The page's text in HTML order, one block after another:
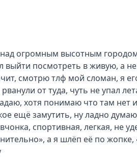
огромным высотным
посмотреть в живую, а не
смотрю тлф мой сломан, я
от туда, чуть не упал
хотя понимаю что там нет
ещё замутить, ну ладно
спортивная, легкая, не
а я шлёп её по жопке,